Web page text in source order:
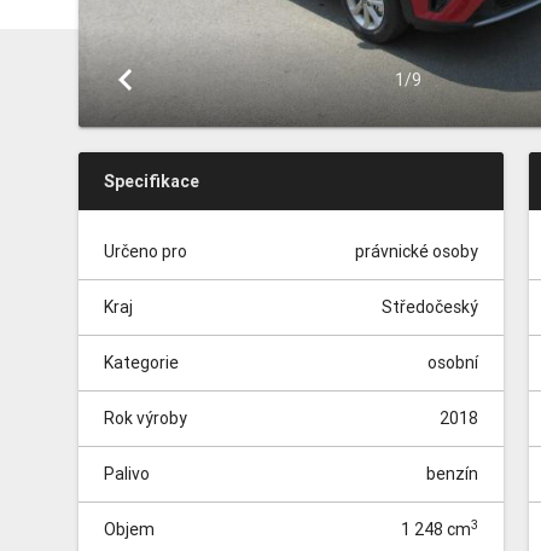
keyboard_arrow_left 1/9
Specifikace
Určeno pro právnické osoby
Kraj Středočeský
Kategorie osobní
Rok výroby 2018
Palivo benzín
Objem 1 248 cm3